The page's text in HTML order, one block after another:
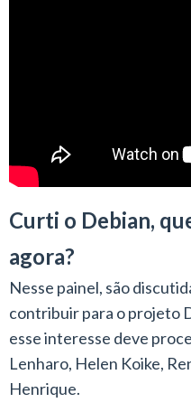
Curti o Debian,
agora?
Nesse painel, são
contribuir para o projeto
esse interesse deve
Lenharo, Helen Koike,
Henrique.